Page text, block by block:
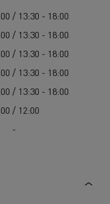
/ 13:30 - 18:00
/ 13:30 - 18:00
/ 13:30 - 18:00
/ 13:30 - 18:00
/ 13:30 - 18:00
/ 12:00
-